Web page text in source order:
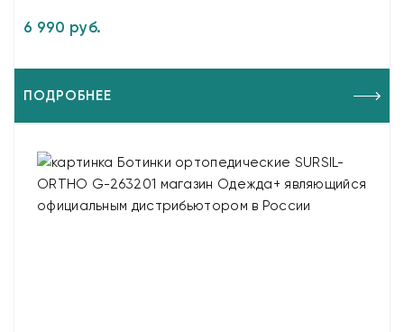
6 990 руб.
ПОДРОБНЕЕ